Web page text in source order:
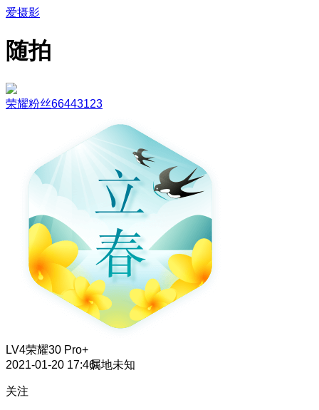
爱摄影
随拍
荣耀粉丝66443123
LV4荣耀30 Pro+
2021-01-20 17:46属地未知
关注